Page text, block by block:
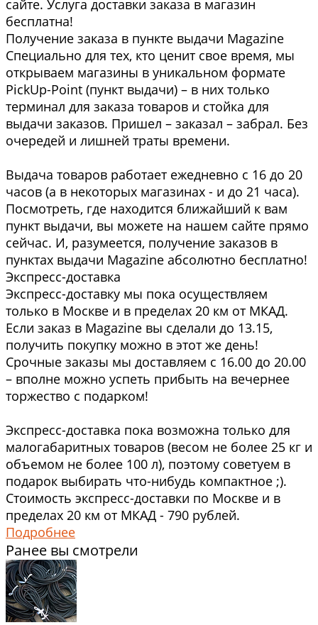
сайте. Услуга доставки заказа в магазин
бесплатна!
Получение заказа в пункте выдачи Magazine
Специально для тех, кто ценит свое время, мы
открываем магазины в уникальном формате
PickUp-Point (пункт выдачи) – в них только
терминал для заказа товаров и стойка для
выдачи заказов. Пришел – заказал – забрал. Без
очередей и лишней траты времени.
Выдача товаров работает ежедневно с 16 до 20
часов (а в некоторых магазинах - и до 21 часа).
Посмотреть, где находится ближайший к вам
пункт выдачи, вы можете на нашем сайте прямо
сейчас. И, разумеется, получение заказов в
пунктах выдачи Magazine абсолютно бесплатно!
Экспресс-доставка
Экспресс-доставку мы пока осуществляем
только в Москве и в пределах 20 км от МКАД.
Если заказ в Magazine вы сделали до 13.15,
получить покупку можно в этот же день!
Срочные заказы мы доставляем с 16.00 до 20.00
– вполне можно успеть прибыть на вечернее
торжество с подарком!
Экспресс-доставка пока возможна только для
малогабаритных товаров (весом не более 25 кг и
объемом не более 100 л), поэтому советуем в
подарок выбирать что-нибудь компактное ;).
Стоимость экспресс-доставки по Москве и в
пределах 20 км от МКАД - 790 рублей.
Подробнее
Ранее вы смотрели